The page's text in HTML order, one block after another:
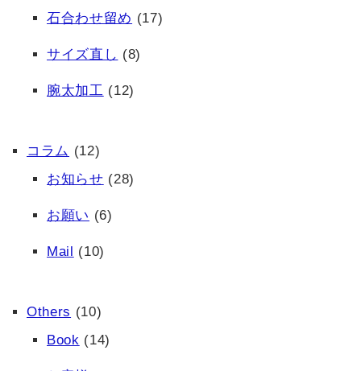
石合わせ留め (17)
サイズ直し (8)
腕太加工 (12)
コラム (12)
お知らせ (28)
お願い (6)
Mail (10)
Others (10)
Book (14)